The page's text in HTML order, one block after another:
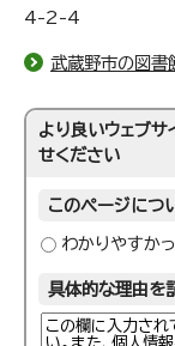
4-2-4
武蔵野市の図書
より良いウェブサ
せください
このページにつ
わかりやすか
具体的な理由を